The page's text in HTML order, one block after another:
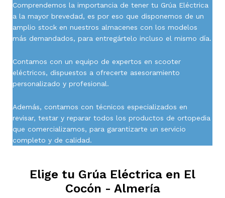
Comprendemos la importancia de tener tu Grúa Eléctrica
a la mayor brevedad, es por eso que disponemos de un
amplio stock en nuestros almacenes con los modelos
más demandados, para entregártelo incluso el mismo día.
Contamos con un equipo de expertos en scooter
eléctricos, dispuestos a ofrecerte asesoramiento
personalizado y profesional.
Además, contamos con técnicos especializados en
revisar, testar y reparar todos los productos de ortopedia
que comercializamos, para garantizarte un servicio
completo y de calidad.
Elige tu Grúa Eléctrica en El
Cocón - Almería